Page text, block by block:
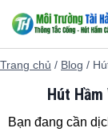
đến
nội
dung
Trang chủ / Blog /
Hút
Bạn đang cần